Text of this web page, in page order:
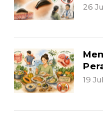
26
19